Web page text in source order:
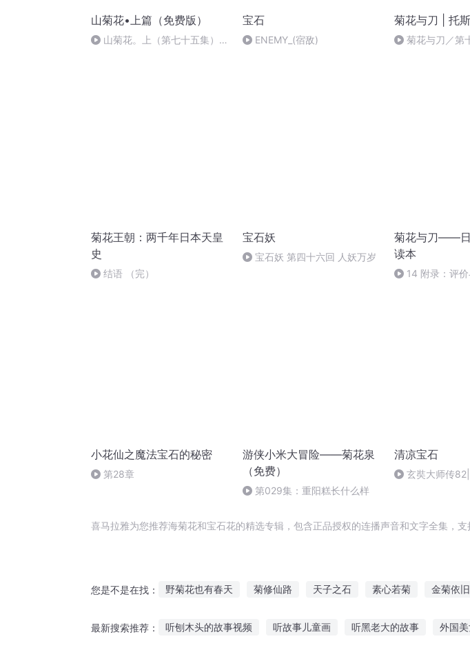
山菊花•上篇（免费版）
山菊花。上（第七十五集）
宝石
ENEMY_(宿敌)
菊花与刀 | 托
菊花与刀／第
菊花王朝：两千年日本天皇
史
结语 （完）
宝石妖
宝石妖 第四十六回 人妖万岁
菊花与刀——
读本
14 附录：评
小花仙之魔法宝石的秘密
第28章
游侠小米大冒险——菊花泉
（免费）
第029集：重阳糕长什么样
清凉宝石
玄奘大师传
喜马拉雅为您推荐海菊花和宝石花的精选专辑，包含正品授权的连播声音和文字全集，
您是不是在找： 野菊花也有春天 菊修仙路 天子之石 素心若菊 金菊依旧
最新搜索推荐： 听刨木头的故事视频 听故事儿童画 听黑老大的故事 外国